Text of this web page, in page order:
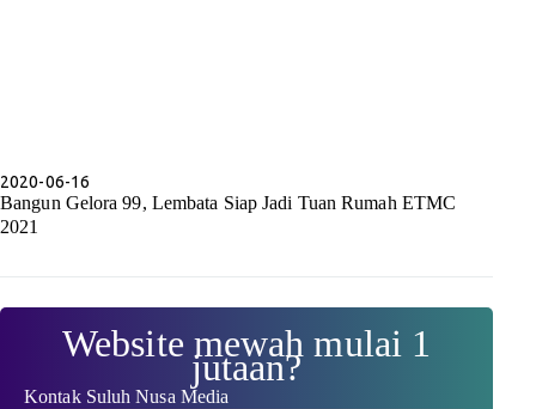
2020-06-16
Bangun Gelora 99, Lembata Siap Jadi Tuan Rumah ETMC
2021
Website mewah mulai 1
jutaan?
Kontak Suluh Nusa Media